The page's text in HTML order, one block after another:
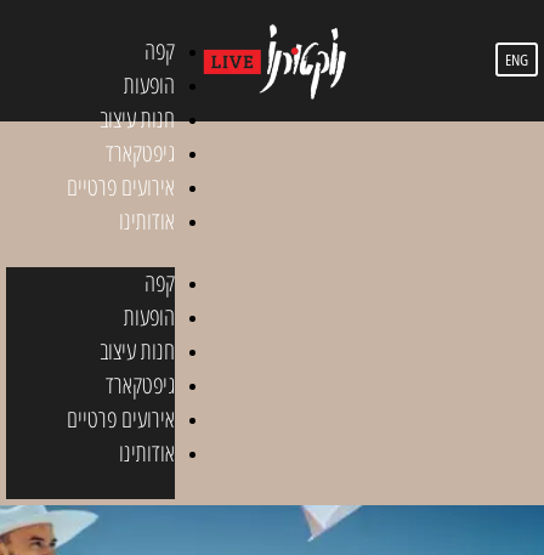
קפה
הופעות
חנות עיצוב
גיפטקארד
אירועים פרטיים
אודותינו
קפה
הופעות
חנות עיצוב
גיפטקארד
אירועים פרטיים
אודותינו
ENG